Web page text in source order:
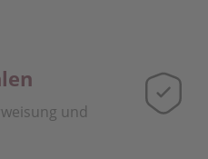
und